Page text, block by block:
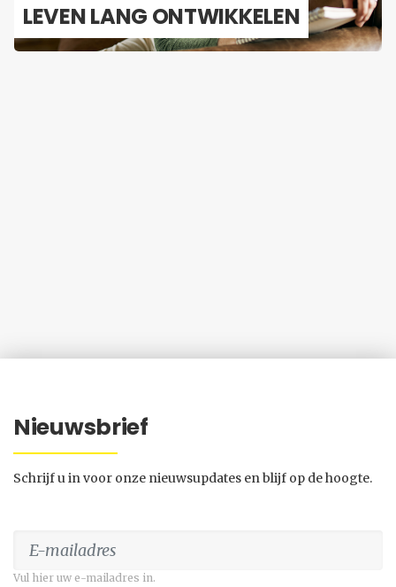
LEVEN LANG ONT­WIK­KE­LEN
Nieuwsbrief
Schrijf u in voor onze nieuwsupdates en blijf op de hoogte.
Vul hier uw e-mailadres in.